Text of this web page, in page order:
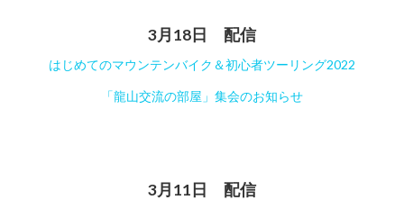
3月18日 配信
はじめてのマウンテンバイク＆初心者ツーリング2022
「龍山交流の部屋」集会のお知らせ
3月11日 配信